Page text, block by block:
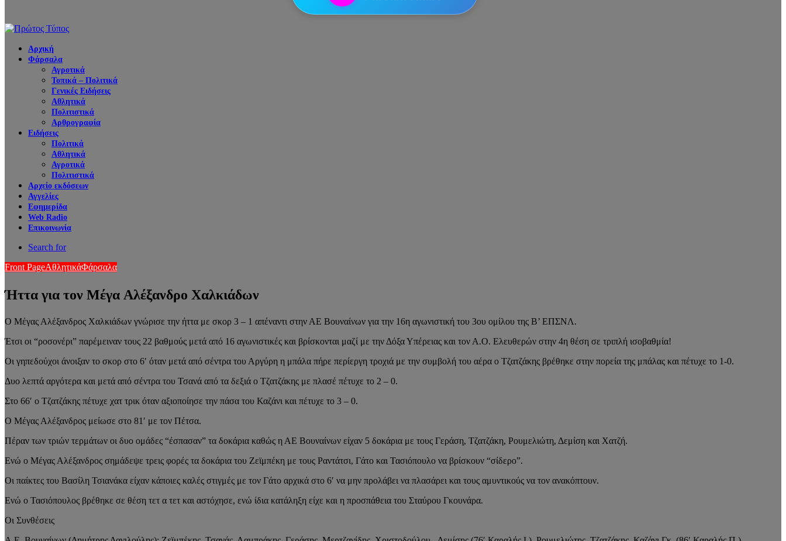
Αρχική
Φάρσαλα
Αγροτικά
Τοπικά – Πολιτικά
Γενικές Ειδήσεις
Αθλητικά
Πολιτιστικά
Αρθρογραφία
Ειδήσεις
Πολιτικά
Αθλητικά
Αγροτικά
Πολιτιστικά
Αρχείο εκδόσεων
Αγγελίες
Εφημερίδα
Web Radio
Επικοινωνία
Search for
Front PageΑθλητικάΦάρσαλα
Ήττα για τον Μέγα Αλέξανδρο Χαλκιάδων
Ο Μέγας Αλέξανδρος Χαλκιάδων γνώρισε την ήττα με σκορ 3 – 1 απέναντι στην ΑΕ Βουναίνων για την 16η αγωνιστική του 3ου ομίλου της Β’ ΕΠΣΝΛ.
Έτσι οι “ροσονέρι” παρέμειναν τους 22 βαθμούς μετά από 16 αγωνιστικές και βρίσκονται μαζί με την Δόξα Υπέρειας και τον Α.Ο. Ελευθερών στην 4η θέση σε τριπλή ισοβαθμία!
Οι γηπεδούχοι άνοιξαν το σκορ στο 6′ όταν μετά από σέντρα του Αργύρη η μπάλα πήρε περίεργη τροχιά με την συμβολή του αέρα ο Τζατζάκης βρέθηκε στην πορεία της μπάλας και πέτυχε το 1-0.
Δυο λεπτά αργότερα και μετά από σέντρα του Τσανά από τα δεξιά ο Τζατζάκης με πλασέ πέτυχε το 2 – 0.
Στο 66′ ο Τζατζάκης πέτυχε χατ τρικ όταν αξιοποίησε την πάσα του Καζάνι και πέτυχε το 3 – 0.
Ο Μέγας Αλέξανδρος μείωσε στο 81′ με τον Πέτσα.
Πέραν των τριών τερμάτων οι δυο ομάδες “έσπασαν” τα δοκάρια καθώς η ΑΕ Βουναίνων είχαν 5 δοκάρια με τους Γεράση, Τζατζάκη, Ρουμελιώτη, Δεμίση και Χατζή.
Ενώ ο Μέγας Αλέξανδρος σημάδεψε τρεις φορές τα δοκάρια του Ζεϊμπέκη με τους Ραντάτσι, Γάτο και Τασιόπουλο να βρίσκουν “σίδερο”.
Οι παίκτες του Βασίλη Τσιανάκα είχαν κάποιες καλές στιγμές με τον Γάτο αρχικά στο 6′ να μην προλάβει να πλασάρει και τους αμυντικούς να τον ανακόπτουν.
Ενώ ο Τασιόπουλος βρέθηκε σε θέση τετ α τετ και αστόχησε, ενώ ίδια κατάληξη είχε και η προσπάθεια του Σταύρου Γκουνάρα.
Οι Συνθέσεις